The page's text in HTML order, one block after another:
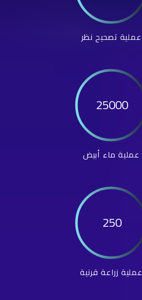
عملية تصحيح نظر
25000
عملية ماء أبيض
250
عملية زراعة قرنية